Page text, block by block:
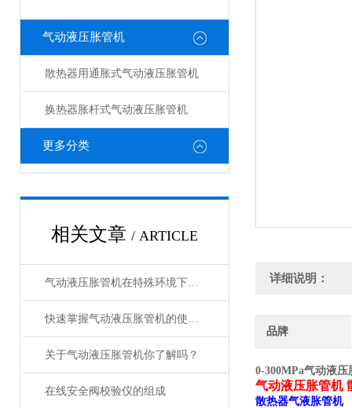
气动液压胀管机
散热器用通胀式气动液压胀管机
换热器胀杆式气动液压胀管机
更多分类
相关文章 / ARTICLE
气动液压胀管机在特殊环境下的应用及注意事项
快速掌握气动液压胀管机的使用要点
关于气动液压胀管机你了解吗？
在线安全阀校验仪的组成
详细说明：
品牌
0-300MPa气动液压
气动液压胀管机
散热器气液胀管机